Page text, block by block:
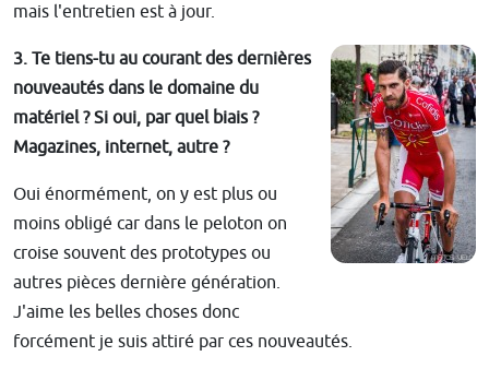
mais l'entretien est à jour.
3. Te tiens-tu au courant des dernières
nouveautés dans le domaine du
matériel ? Si oui, par quel biais ?
Magazines, internet, autre ?
Oui énormément, on y est plus ou
moins obligé car dans le peloton on
croise souvent des prototypes ou
autres pièces dernière génération.
J'aime les belles choses donc
forcément je suis attiré par ces nouveautés.